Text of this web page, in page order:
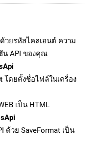
ด้วยรหัสไคลเอนต์ ความ
น API ของคุณ
โดยตั้งชื่อไฟล์ในเครื่อง
เป็น HTML
ด้วย SaveFormat เป็น